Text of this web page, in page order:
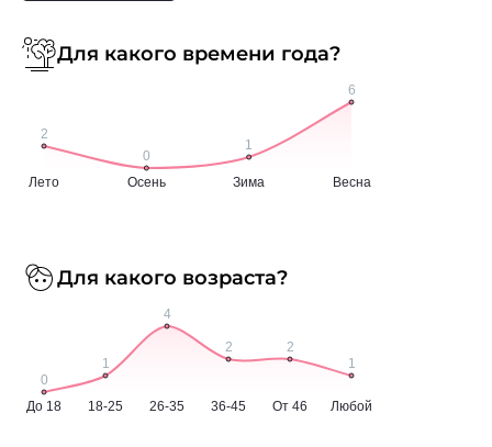
Для какого времени года?
Для какого возраста?